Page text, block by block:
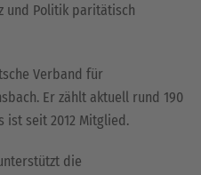
und Politik paritätisch
Verband für
Er zählt aktuell rund 190
ist seit 2012 Mitglied.
die